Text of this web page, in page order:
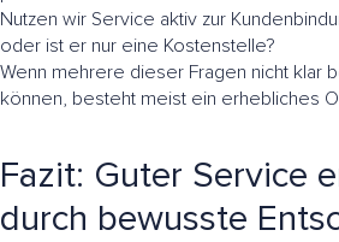
Nutzen wir Service aktiv zur
oder ist er nur eine Kostenstelle?
Wenn mehrere dieser Fragen nicht klar
können, besteht meist ein erhebliches
Fazit: Guter Service
durch bewusste